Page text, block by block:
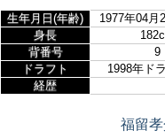
生年月日(年齢) 1977年04月
身長
背番号
9
ドラフト
1998年ド
経歴
福留